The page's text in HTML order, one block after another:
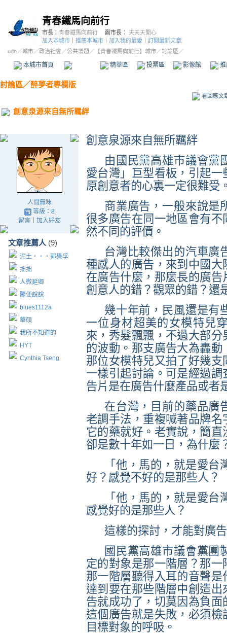
青春鐵馬向前行
市長： 青春鐵馬向前行 副市長： 天天天開心
加入本城市
推薦本城市 加入我的最愛
訂閱最新文章
udn／城市／政治社會 ／公共議題 ／ 【青春鐵馬向前行】城市／討論區／
本城市首頁 精華區 投票區 影像館
討論區／醉夢者專欄版
看回應文
創意泉源來自無所羈絆
人間無味
等級：8
留言｜ 加入好友
文章推薦人 (9)
泥土‧‧‧郭譽孚
拙拙
人微延卿
隨便說說
blues1112a
華碩
我所不知道的
HYT
Cynthia Tseng
創意泉源來自無所羈絆
由國民黨高雄市議會黨
愛台灣」巨型看板，引起
原創意者的心裏一定很難受
商業廣告，一般來說是
很多廣告在同一地區會有
然不同的評價。
台灣比較傑出的汽車廣
種感人的廣告，來到中國
在廣告什麼，那麼長的廣
創意人的錯？觀眾的錯？還
幾十年前，民風還是有
一位身材超美的女模特兒
來，秀髮飄飄，不過大部
的波動。那支廣告大為轟
那位女模特兒又拍了好幾
一樣引起討論。可是經過
告片是在廣告什麼產品或者
在台灣，目前的藥品廣
老調手法，重複喊著品牌
它的藥就好。老實說，簡
卻是數十年如一日，為什麼
「他，馬的，就是愛
好？感覺不好的是那些人？
「他，馬的，就是愛
感覺好的是那些人？
這樣的探討，才能對廣
國民黨高雄市議會黨團
定的對象是那一階層？那
那一階層聽得入耳的音聲
達到要在那些階層中創造
告就成功了，切莫因為負
這個廣告就是失敗，必須
目標對象的呼吸。